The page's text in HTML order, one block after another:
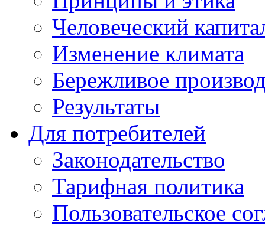
Человеческий
Изменение климата
Бережливое
Результаты
Для потребителей
Законодательство
Тарифная политика
Пользовательское